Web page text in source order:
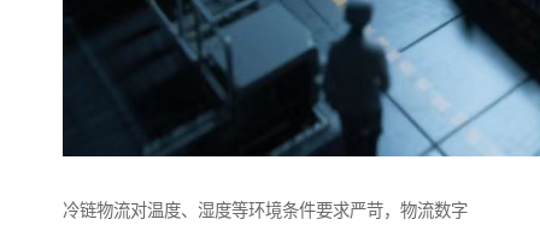
冷链物流对温度、湿度等环境条件要求严苛，物流数字